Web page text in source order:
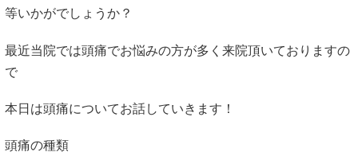
等いかがでしょうか？
最近当院では頭痛でお悩みの方が多く来院頂いておりますの
で
本日は頭痛についてお話していきます！
頭痛の種類